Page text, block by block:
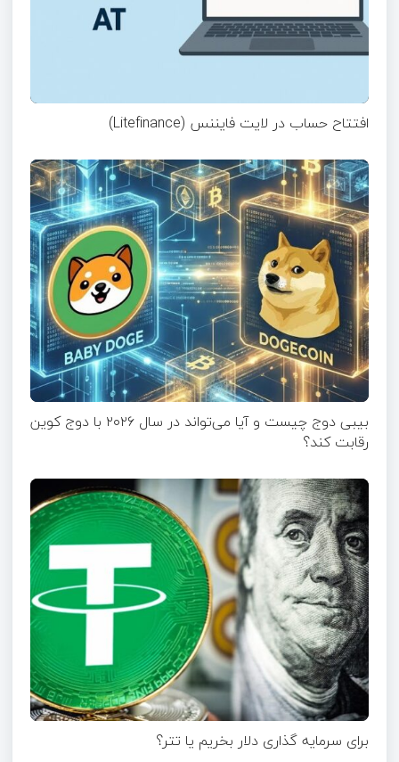
افتتاح حساب در لایت فایننس (Litefinance)
بیبی دوج چیست و آیا می‌تواند در سال ۲۰۲۶ با دوج کوین
رقابت کند؟
برای سرمایه گذاری دلار بخریم یا تتر؟